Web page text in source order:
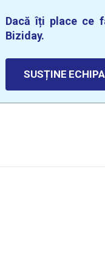
Dacă îți place ce
Biziday.
SUSȚINE